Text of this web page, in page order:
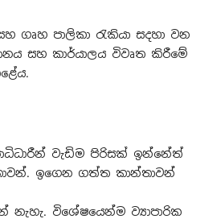
පාලිකා රැකියා සදහා වන
සහ කාර්යාලය විවෘත කිරීමේ
වැඩිම පිරිසක් ඉන්නේත්
ඉගෙන ගත්ත කාන්තාවන්
විශේෂයෙන්ම ව්‍යාපාරික